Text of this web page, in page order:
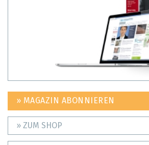
» MAGAZIN ABONNIEREN
» ZUM SHOP